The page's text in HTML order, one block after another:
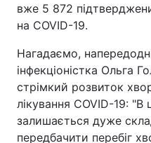
вже 5 872
на COVID-19.
Нагадаємо,
інфекціоністка Ольга
стрімкий розвиток
лікування COVID-19: "В
залишається дуже
передбачити перебіг